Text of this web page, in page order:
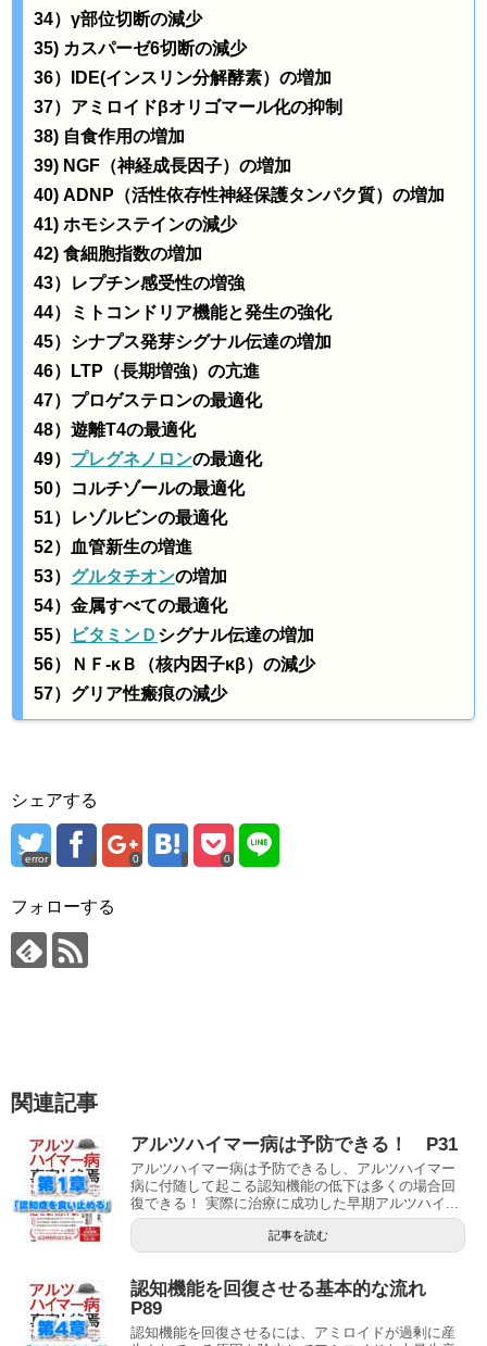
34）γ部位切断の減少
35) カスパーゼ6切断の減少
36）IDE(インスリン分解酵素）の増加
37）アミロイドβオリゴマール化の抑制
38) 自食作用の増加
39) NGF（神経成長因子）の増加
40) ADNP（活性依存性神経保護タンパク質）の増加
41) ホモシステインの減少
42) 食細胞指数の増加
43）レプチン感受性の増強
44）ミトコンドリア機能と発生の強化
45）シナプス発芽シグナル伝達の増加
46）LTP（長期増強）の亢進
47）プロゲステロンの最適化
48）遊離T4の最適化
49） プレグネノロンの最適化
50）コルチゾールの最適化
51）レゾルビンの最適化
52）血管新生の増進
53） グルタチオンの増加
54）金属すべての最適化
55）
ビタミンＤ シグナル伝達の増加
56）ＮＦ-κＢ（核内因子κβ）の減少
57）グリア性瘢痕の減少
シェアする
error 0 0
フォローする
関連記事
アルツハイマー病は予防できる！ P31
アルツハイマー病は予防できるし、アルツハイマー
病に付随して起こる認知機能の低下は多くの場合回
復できる！ 実際に治療に成功した早期アルツハイ...
記事を読む
認知機能を回復させる基本的な流れ
P89
認知機能を回復させるには、アミロイドが過剰に産